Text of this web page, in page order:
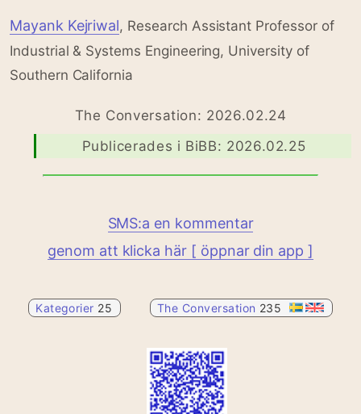
Mayank Kejriwal, Research Assistant Professor of
Industrial & Systems Engineering, University of
Southern California
The Conversation: 2026.02.24
Publicerades i BiBB: 2026.02.25
SMS:a en kommentar
genom att klicka här [ öppnar din app ]
Kategorier 25 The Conversation 235